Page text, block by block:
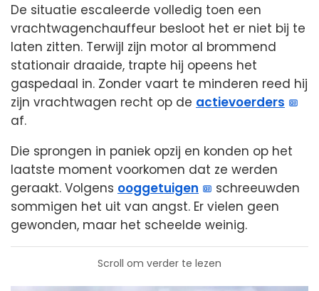
De situatie escaleerde volledig toen een
vrachtwagenchauffeur besloot het er niet bij te
laten zitten. Terwijl zijn motor al brommend
stationair draaide, trapte hij opeens het
gaspedaal in. Zonder vaart te minderen reed hij
zijn vrachtwagen recht op de actievoerders
af.
Die sprongen in paniek opzij en konden op het
laatste moment voorkomen dat ze werden
geraakt. Volgens ooggetuigen
schreeuwden
sommigen het uit van angst. Er vielen geen
gewonden, maar het scheelde weinig.
Scroll om verder te lezen